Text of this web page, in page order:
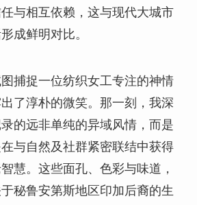
与相互依赖，这与现代大城市
成鲜明对比。
捕捉一位纺织女工专注的神情
了淳朴的微笑。那一刻，我深
的远非单纯的异域风情，而是
与自然及社群紧密联结中获得
慧。这些面孔、色彩与味道，
秘鲁安第斯地区印加后裔的生